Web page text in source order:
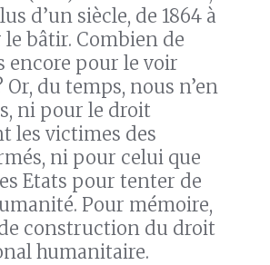
d’un siècle, de 1864 à
le bâtir. Combien de
encore pour le voir
Or, du temps, nous n’en
ni pour le droit
les victimes des
ni pour celui que
Etats pour tenter de
Pour mémoire,
construction du droit
humanitaire.